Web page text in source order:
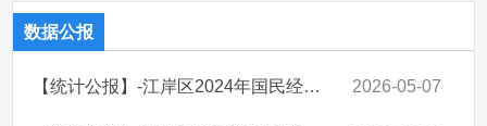
数据公报
【统计公报】-江岸区2024年国民经济和社会发展统计公报 2026-05-07